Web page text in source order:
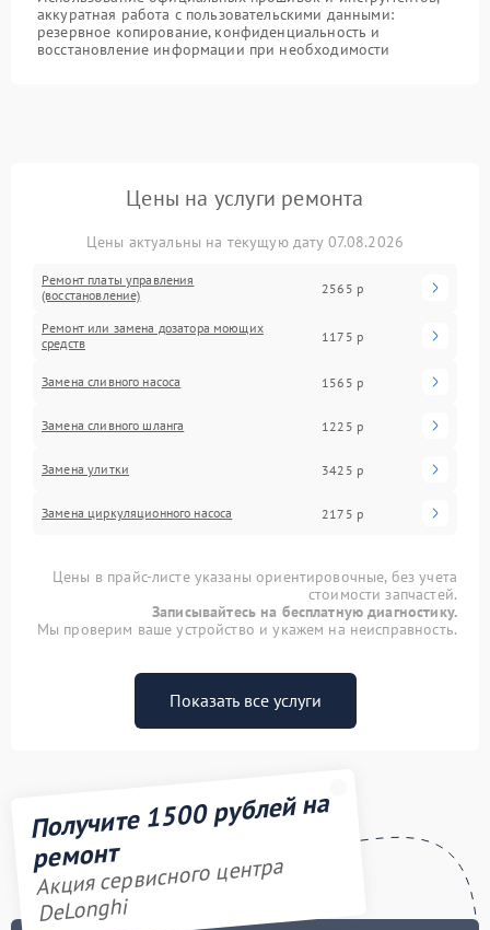
аккуратная работа с пользовательскими данными:
резервное копирование, конфиденциальность и
восстановление информации при необходимости
Цены на услуги ремонта
Цены актуальны на текущую дату 07.08.2026
Ремонт платы управления
(восстановление)
2565 р
Ремонт или замена дозатора моющих
средств
1175 р
Замена сливного насоса 1565 р
Замена сливного шланга 1225 р
Замена улитки 3425 р
Замена циркуляционного насоса 2175 р
Цены в прайс-листе указаны ориентировочные, без учета
стоимости запчастей.
Записывайтесь на бесплатную диагностику.
Мы проверим ваше устройство и укажем на неисправность.
Показать все услуги
Получите 1500 рублей на
ремонт
Акция сервисного центра
DeLonghi